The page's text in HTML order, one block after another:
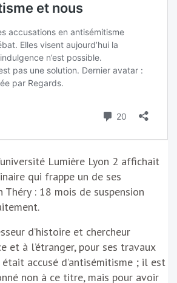
Lumière Lyon 2 affichait
qui frappe un de ses
Théry : 18 mois de suspension
d’histoire et chercheur
et à l’étranger, pour ses travaux
accusé d’antisémitisme ; il est
non à ce titre, mais pour avoir